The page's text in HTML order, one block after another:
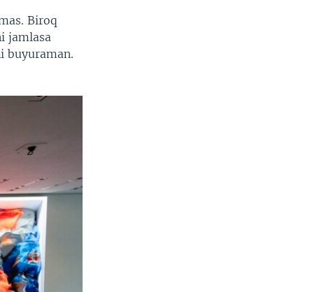
Biroq
jamlasa
buyuraman.